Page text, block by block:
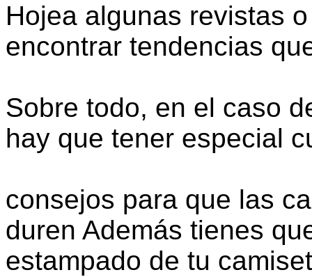
Hojea algunas revistas
encontrar tendencias
Sobre todo, en el caso
hay que tener especial
consejos para que las
duren Además tienes
estampado de tu